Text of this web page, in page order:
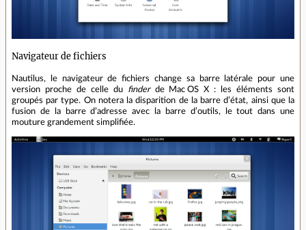
Navigateur de fichiers
Nautilus, le navigateur de fichiers change sa barre latérale pour une
version proche de celle du
finderde Mac OS X : les éléments sont
groupés par type. On notera la disparition de la barre d’état, ainsi que la
fusion de la barre d’adresse avec la barre d’outils, le tout dans une
mouture grandement simplifiée.